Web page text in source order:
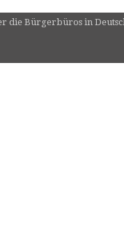
die Bürgerbüros in